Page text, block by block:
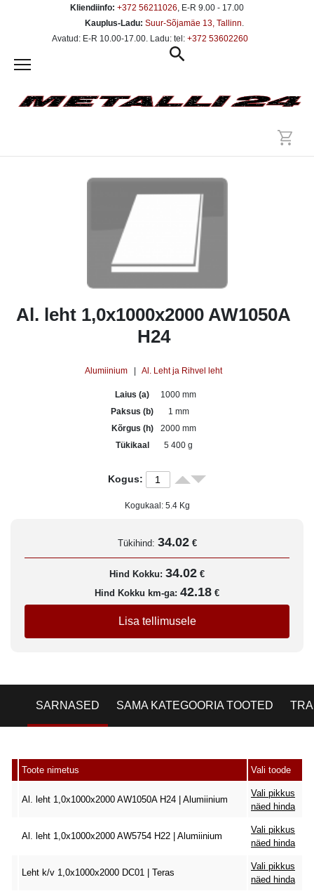
Kliendiinfo: +372 56211026, E-R 9.00 - 17.00
Kauplus-Ladu: Suur-Sõjamäe 13, Tallinn.
Avatud: E-R 10.00-17.00. Ladu: tel: +372 53602260
Al. leht 1,0x1000x2000 AW1050A
H24
Alumiinium Al. Leht ja Rihvel leht
Laius (a)
1000 mm
Paksus (b)
1 mm
Kõrgus (h)
2000 mm
Tükikaal
5 400 g
Kogus:
Kogukaal: 5.4Kg
Tükihind: 34.02 €
Hind Kokku: 34.02 €
Hind Kokku km-ga: 42.18 €
Lisa tellimusele
SARNASED SAMA KATEGOORIA TOOTED
Toote nimetus Vali toode
Al. leht 1,0x1000x2000 AW1050A H24 | Alumiinium
Vali pikkus
näed hinda
Al. leht 1,0x1000x2000 AW5754 H22 | Alumiinium
Vali pikkus
näed hinda
Leht k/v 1,0x1000x2000 DC01 | Teras
Vali pikkus
näed hinda